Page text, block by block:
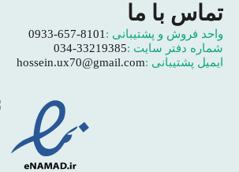
تماس با ما
واحد فروش و پشتیبانی :0933-657-8101
شماره دفتر سایت :034-33219385
ایمیل پشتیبانی :hossein.ux70@gmail.com